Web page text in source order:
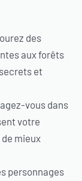
des
aux forêts
et
vous dans
votre
mieux
personnages